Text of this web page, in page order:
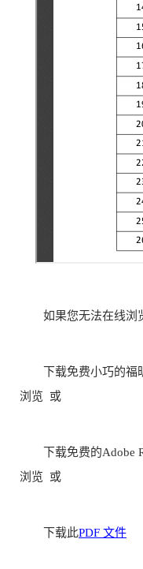
如果您无法在线浏
下载免费小巧的福
浏览 或
下载免费的Adobe
浏览 或
下载此PDF 文件